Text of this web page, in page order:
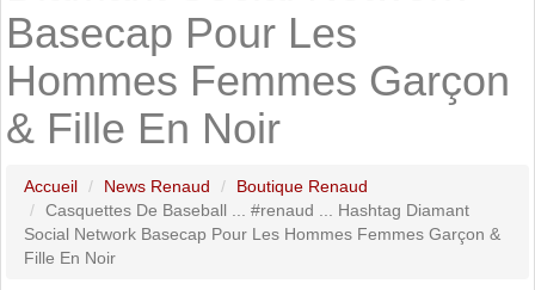
Basecap Pour Les
Hommes Femmes Garçon
& Fille En Noir
Accueil News Renaud
Boutique Renaud
Casquettes De Baseball ... #renaud ... Hashtag Diamant
Social Network Basecap Pour Les Hommes Femmes Garçon &
Fille En Noir